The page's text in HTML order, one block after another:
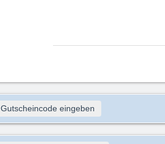
Gutscheincode eingeben